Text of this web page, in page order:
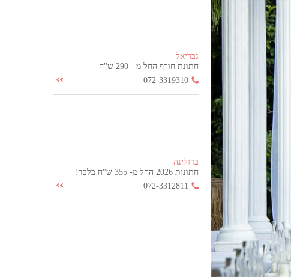
גבריאל
חתונת חורף החל מ - 290 ש"ח
072-3319310
בדולינה
חתונות 2026 החל מ- 355 ש"ח בלבד!
072-3312811